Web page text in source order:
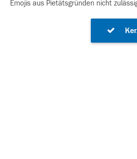
Emojis aus Pietätsgründen nicht